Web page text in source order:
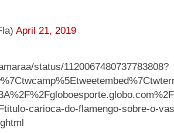
April 21, 2019
status/1120067480737783808?
carioca-do-flamengo-sobre-o-